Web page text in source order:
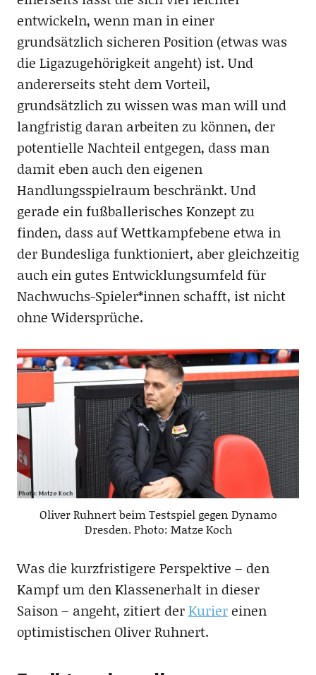
entwickeln, wenn man in einer
grundsätzlich sicheren Position (etwas was
die Ligazugehörigkeit angeht) ist. Und
andererseits steht dem Vorteil,
grundsätzlich zu wissen was man will und
langfristig daran arbeiten zu können, der
potentielle Nachteil entgegen, dass man
damit eben auch den eigenen
Handlungsspielraum beschränkt. Und
gerade ein fußballerisches Konzept zu
finden, dass auf Wettkampfebene etwa in
der Bundesliga funktioniert, aber gleichzeitig
auch ein gutes Entwicklungsumfeld für
Nachwuchs-Spieler*innen schafft, ist nicht
ohne Widersprüche.
Oliver Ruhnert beim Testspiel gegen Dynamo
Dresden. Photo: Matze Koch
Was die kurzfristigere Perspektive – den
Kampf um den Klassenerhalt in dieser
Saison – angeht, zitiert derKuriereinen
optimistischen Oliver Ruhnert.